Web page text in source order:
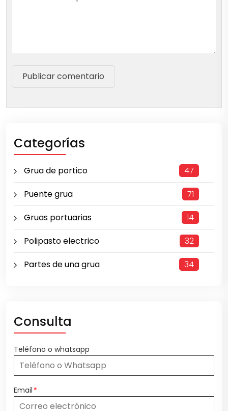
Publicar comentario
Categorías
Grua de portico
47
Puente grua
71
Gruas portuarias
14
Polipasto electrico
32
Partes de una grua
34
Consulta
Teléfono o whatsapp
Email*